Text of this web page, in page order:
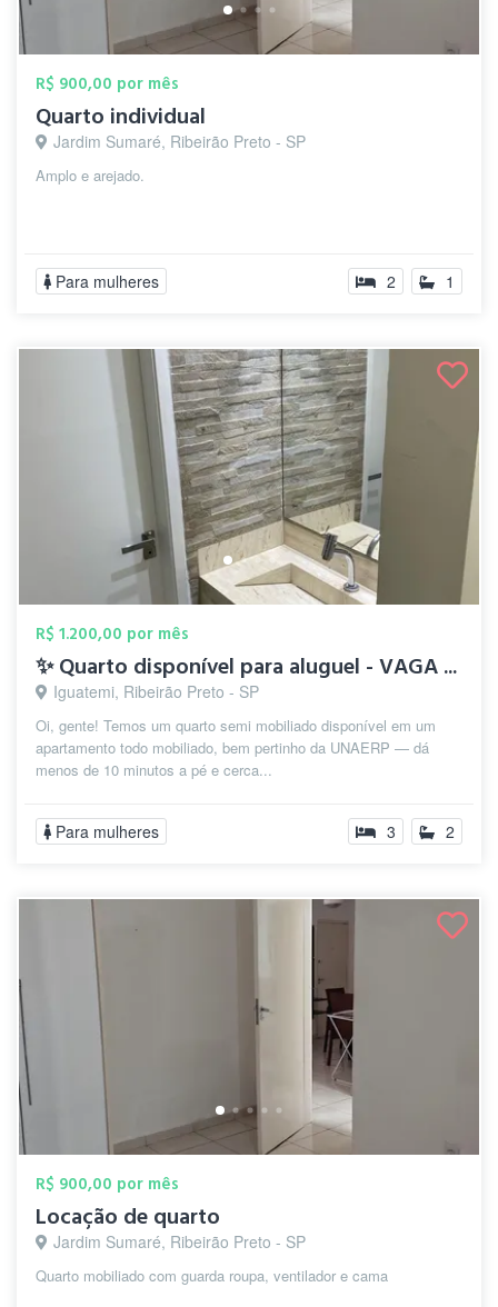
R$ 900,00 por mês
Quarto individual
Jardim Sumaré, Ribeirão Preto - SP
Amplo e arejado.
Para mulheres 2 1
R$ 1.200,00 por mês
✨ Quarto disponível para aluguel - VAGA ...
Iguatemi, Ribeirão Preto - SP
Oi, gente! Temos um quarto semi mobiliado disponível em um
apartamento todo mobiliado, bem pertinho da UNAERP — dá
menos de 10 minutos a pé e cerca...
Para mulheres 3 2
R$ 900,00 por mês
Locação de quarto
Jardim Sumaré, Ribeirão Preto - SP
Quarto mobiliado com guarda roupa, ventilador e cama